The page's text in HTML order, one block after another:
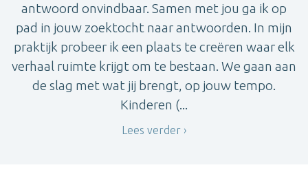
antwoord onvindbaar. Samen met jou ga ik op
pad in jouw zoektocht naar antwoorden. In mijn
praktijk probeer ik een plaats te creëren waar elk
verhaal ruimte krijgt om te bestaan. We gaan aan
de slag met wat jij brengt, op jouw tempo.
Kinderen (...
Lees verder